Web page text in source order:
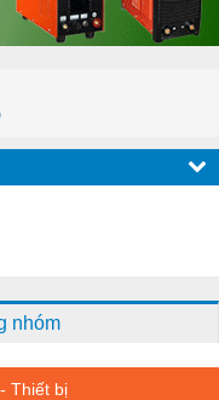
nhóm
Thiết bị